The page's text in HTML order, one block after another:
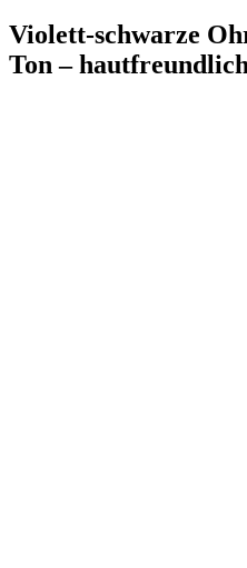
Violett-schwarze
Ton – hautfreundlich